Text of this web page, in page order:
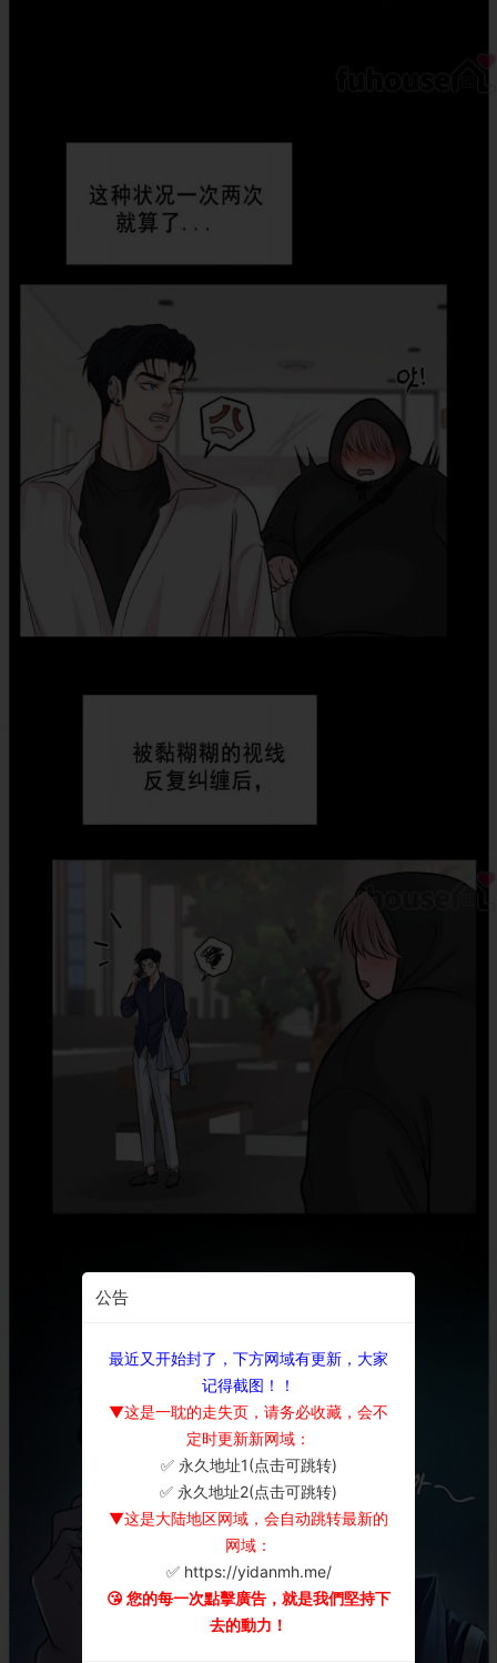
公告
最近又开始封了，下方网域有更新，大家
记得截图！！
▼这是一耽的走失页，请务必收藏，会不
定时更新新网域：
✅ 永久地址1(点击可跳转)
✅ 永久地址2(点击可跳转)
▼这是大陆地区网域，会自动跳转最新的
网域：
✅ https://yidanmh.me/
😘 您的每一次點擊廣告，就是我們堅持下
去的動力！